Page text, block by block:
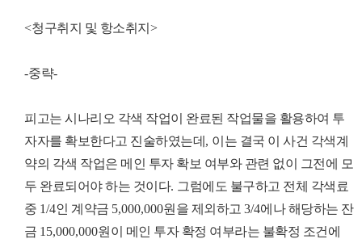
<청구취지 및 항소취지 >
-중략-
피고는 시나리오 각색 작업이 완료된 작업물을 활용하여 투
자자를 확보한다고 진술하였는데 , 이는 결국 이 사건 각색계
약의 각색 작업은 메인 투자 확보 여부와 관련 없이 그전에 모
두 완료되어야 하는 것이다. 그럼에도 불구하고 전체 각색료
중 1/4인 계약금 5,000,000원을 제외하고 3/4에나 해당하는 잔
금 15,000,000원이 메인 투자 확정 여부라는 불확정 조건에